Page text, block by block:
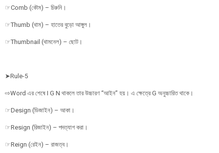
☞Comb (কৌম) – চিরুনি।
☞Thumb (থাম) – হাতের বুড়ো আঙ্গুল।
☞Thumbnail (থামনেল) – ছোট।
➤Rule-5
⇨Word এর শেষে I G N থাকলে তার উচ্চারণ “আইন” হয়। এ ক্ষেত্রে G অনুচ্চারিত থাকে।
☞Design (ডিজাইন) – আকা।
☞Resign (রিজাইন) – পদত্যাগ করা।
☞Reign (রেইন) – রাজত্ব।